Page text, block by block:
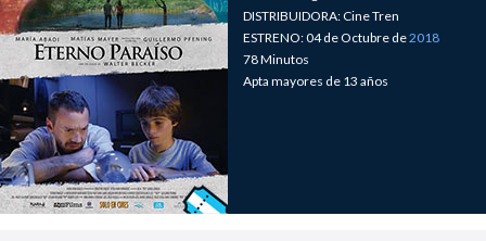
DISTRIBUIDORA: Cine Tren
ESTRENO: 04 de Octubre de2018
78 Minutos
Apta mayores de 13 años